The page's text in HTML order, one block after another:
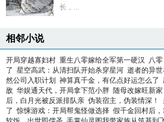
长，...
相邻小说
开局穿越寡妇村 重生八零嫁给全军第一硬汉 八
了 星空高武：从清扫队开始杀穿星河 逝者的异
然公司入职计划
神算真千金，有亿点好运怎么了
敌 华娱通天代，开局拿下范小胖 随母改嫁旺新
后，白月光被反派排队亲 伪装宿主，伪装情深！
了 惊悚游戏：开局帮鬼怪做选择 假千金回村后